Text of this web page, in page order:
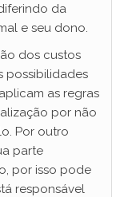
da
e seu dono.
dos custos
possibilidades
as regras
por não
Por outro
parte
por isso pode
responsável